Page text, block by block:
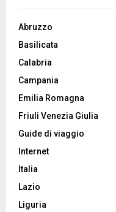
Abruzzo
Basilicata
Calabria
Campania
Emilia Romagna
Friuli Venezia Giulia
Guide di viaggio
Internet
Italia
Lazio
Liguria